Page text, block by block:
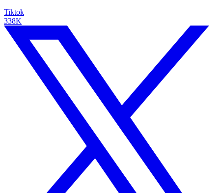
Tiktok
338K